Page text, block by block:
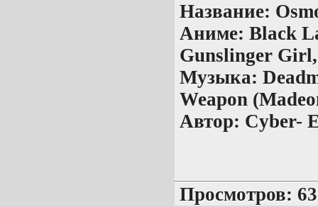
Название:
Аниме: Black
Gunslinger
Музыка:
Weapon
Автор: Cyber-
Просмотров: